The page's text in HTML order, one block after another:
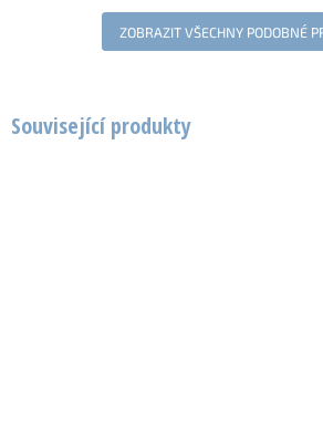
Související produkty
ZOBRAZIT VŠECHNY PODOBNÉ